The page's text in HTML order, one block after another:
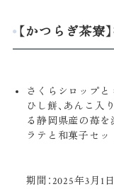
【かつらぎ茶寮
さくらシロップと
ひし餅、あんこ入
る静岡県産の苺を
ラテと和菓子セッ
期間：2025年3月1日